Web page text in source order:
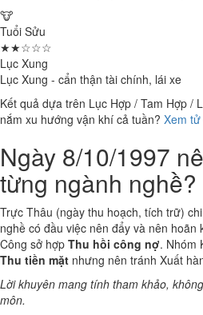
🐮
Tuổi Sửu
★★☆☆☆
Lục Xung
Lục Xung - cẩn thận tài chính, lái xe
Kết quả dựa trên Lục Hợp / Tam Hợp /
nắm xu hướng vận khí cả tuần? Xem
Ngày 8/10/1997
từng ngành nghề?
Trực Thâu (ngày thu hoạch, tích trữ)
nghề có đầu việc nên đẩy và nên
Công sở hợp Thu hồi công nợ. Nhóm
Thu tiền mặt nhưng nên tránh Xuất
Lời khuyên mang tính tham khảo,
môn.